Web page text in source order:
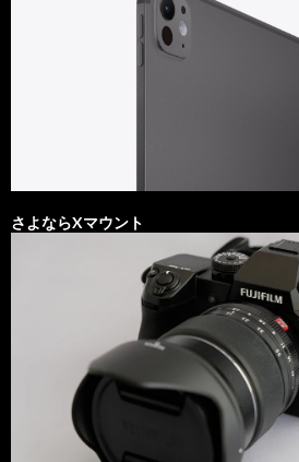
さよならXマウント